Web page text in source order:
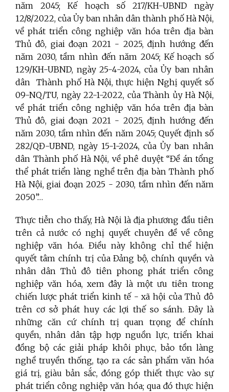
năm 2045;
Kế hoạch số 217/KH-UBND ngày
12/8/2022, của Ủy ban nhân dân thành phố Hà Nội,
về phát triển công nghiệp văn hóa trên địa bàn
Thủ đô, giai đoạn 2021 - 2025, định hướng đến
năm 2030, tầm nhìn đến năm 2045; Kế hoạch số
129/KH-UBND, ngày 25-4-2024, của Ủy ban nhân
dân Thành phố Hà Nội, thực hiện Nghị quyết số
09-NQ/TU, ngày 22-1-2022, của Thành ủy Hà Nội,
về phát triển công nghiệp văn hóa trên địa bàn
Thủ đô, giai đoạn 2021 - 2025, định hướng đến
năm 2030, tầm nhìn đến năm 2045; Quyết định số
282/QĐ-UBND, ngày 15-1-2024, của Ủy ban nhân
dân Thành phố Hà Nội, về phê duyệt “Đề án tổng
thể phát triển làng nghề trên địa bàn Thành phố
Hà Nội, giai đoạn 2025 - 2030, tầm nhìn đến năm
2050”…
Thực tiễn cho thấy, Hà Nội là địa phương đầu tiên
trên cả nước có nghị quyết chuyên đề về công
nghiệp văn hóa. Điều này không chỉ thể hiện
quyết tâm chính trị của Đảng bộ, chính quyền và
nhân dân Thủ đô tiên phong phát triển công
nghiệp văn hóa, xem đây là một ưu tiên trong
chiến lược phát triển kinh tế - xã hội của Thủ đô
trên cơ sở phát huy các lợi thế so sánh. Đây là
những căn cứ chính trị quan trọng để chính
quyền, nhân dân tập hợp nguồn lực, triển khai
đồng bộ các giải pháp khôi phục, bảo tồn làng
nghề truyền thống, tạo ra các sản phẩm văn hóa
giá trị, giàu bản sắc, đóng góp thiết thực vào sự
phát triển công nghiệp văn hóa; qua đó thực hiện